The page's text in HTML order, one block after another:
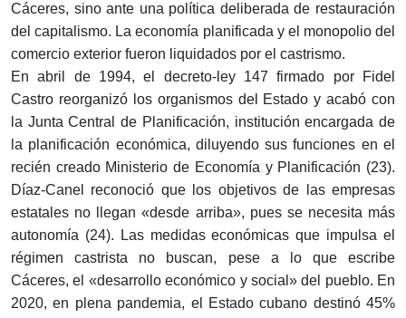
Cáceres, sino ante una política deliberada de restauración
del capitalismo. La economía planificada y el monopolio del
comercio exterior fueron liquidados por el castrismo.
En abril de 1994, el decreto-ley 147 firmado por Fidel
Castro reorganizó los organismos del Estado y acabó con
la Junta Central de Planificación, institución encargada de
la planificación económica, diluyendo sus funciones en el
recién creado Ministerio de Economía y Planificación (23).
Díaz-Canel reconoció que los objetivos de las empresas
estatales no llegan «desde arriba», pues se necesita más
autonomía (24). Las medidas económicas que impulsa el
régimen castrista no buscan, pese a lo que escribe
Cáceres, el «desarrollo económico y social» del pueblo. En
2020, en plena pandemia, el Estado cubano destinó 45%